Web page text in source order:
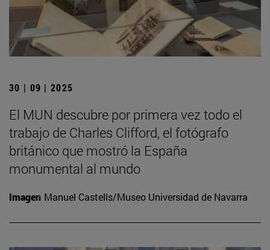
30 | 09 | 2025
El MUN descubre por primera vez todo el
trabajo de Charles Clifford, el fotógrafo
británico que mostró la España
monumental al mundo
Imagen Manuel Castells/Museo Universidad de Navarra